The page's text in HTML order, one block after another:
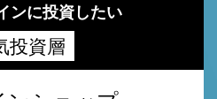
ンに投資したい
投資層